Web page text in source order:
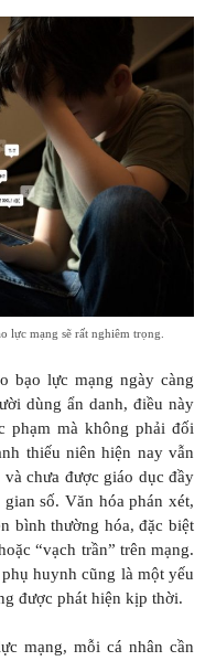
lực mạng sẽ rất nghiêm trọng.
bạo lực mạng ngày càng
dùng ẩn danh, điều này
phạm mà không phải đối
thiếu niên hiện nay vẫn
chưa được giáo dục đầy
số. Văn hóa phán xét,
bình thường hóa, đặc biệt
“vạch trần” trên mạng.
huynh cũng là một yếu
được phát hiện kịp thời.
mạng, mỗi cá nhân cần